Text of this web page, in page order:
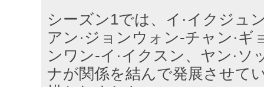
シーズン1では、イ·イクジュ
アン·ジョンウォン-チャン·ギ
ンワン-イ·イクスン、ヤン·ソ
ナが関係を結んで発展させて